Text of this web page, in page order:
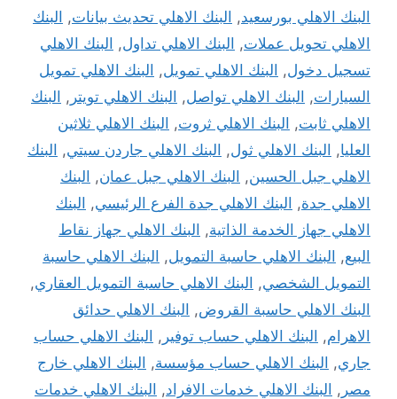
البنك الاهلي بورسعيد, البنك الاهلي تحديث بيانات, البنك
الاهلي تحويل عملات, البنك الاهلي تداول, البنك الاهلي
تسجيل دخول, البنك الاهلي تمويل, البنك الاهلي تمويل
السيارات, البنك الاهلي تواصل, البنك الاهلي تويتر , البنك
الاهلي ثابت, البنك الاهلي ثروت, البنك الاهلي ثلاثين
العليا, البنك الاهلي ثول, البنك الاهلي جاردن سيتي, البنك
الاهلي جبل الحسين, البنك الاهلي جبل عمان, البنك
الاهلي جدة, البنك الاهلي جدة الفرع الرئيسي, البنك
الاهلي جهاز الخدمة الذاتية, البنك الاهلي جهاز نقاط
البيع, البنك الاهلي حاسبة التمويل, البنك الاهلي حاسبة
التمويل الشخصي, البنك الاهلي حاسبة التمويل العقاري,
البنك الاهلي حاسبة القروض, البنك الاهلي حدائق
الاهرام, البنك الاهلي حساب توفير , البنك الاهلي حساب
جاري, البنك الاهلي حساب مؤسسة, البنك الاهلي خارج
مصر , البنك الاهلي خدمات الافراد, البنك الاهلي خدمات